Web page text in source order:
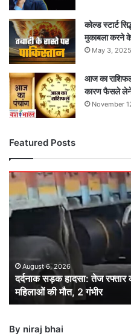
कोल्ड स्टार्ट
मुकाबला करने
May 3, 2025
आज का
कारण फैसले लेने
November
Featured Posts
दर्दनाक
हादसा:
तेज
कार
ट्रक
टकराई,
2
की
August 6, 2026
दर्दनाक सड़क हादसा: तेज
महिलाओं की मौत, 2 गंभीर
By niraj bhai